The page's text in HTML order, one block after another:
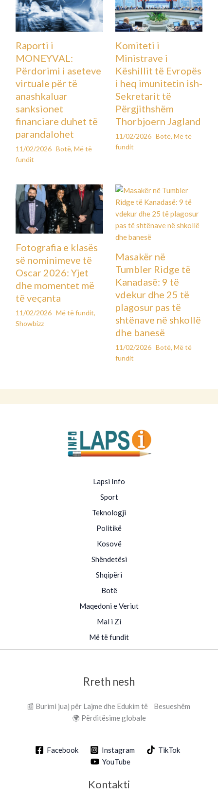
Raporti i
MONEYVAL:
Përdorimi i aseteve
virtuale për të
anashkaluar
sanksionet
financiare duhet të
parandalohet
11/02/2026 Botë,Më të
fundit
Komiteti i
Ministrave i
Këshillit të Evropës
i heq imunitetin ish-
Sekretarit të
Përgjithshëm
Thorbjoern Jagland
11/02/2026 Botë, Më të
fundit
Fotografia e klasës
së nominimeve të
Oscar 2026: Yjet
dhe momentet më
të veçanta
11/02/2026 Më të fundit,
Showbizz
Masakër në
Tumbler Ridge të
Kanadasë: 9 të
vdekur dhe 25 të
plagosur pas të
shtënave në shkollë
dhe banesë
11/02/2026 Botë, Më të
fundit
Lapsi Info
Sport
Teknologji
Politikë
Kosovë
Shëndetësi
Shqipëri
Botë
Maqedoni e Veriut
Mal i Zi
Më të fundit
Rreth nesh
📰 Burimi juaj për Lajme dhe Edukim të Besueshëm
🌍 Përditësime globale
Facebook Instagram
TikTok
YouTube
Kontakti